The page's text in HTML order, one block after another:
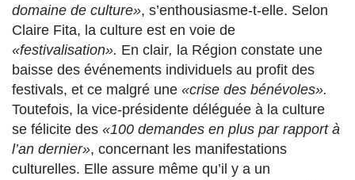
domaine de culture», s’enthousiasme-t-elle. Selon
Claire Fita, la culture est en voie de
«festivalisation». En clair, la Région constate une
baisse des événements individuels au profit des
festivals, et ce malgré une «crise des bénévoles».
Toutefois, la vice-présidente déléguée à la culture
se félicite des «100 demandes en plus par rapport à
l’an dernier», concernant les manifestations
culturelles. Elle assure même qu’il y a un